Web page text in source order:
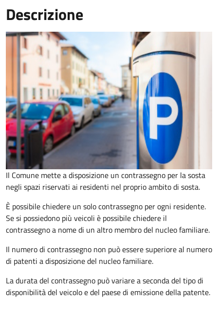
Descrizione
Il Comune mette a disposizione un contrassegno per la sosta
negli spazi riservati ai residenti nel proprio ambito di sosta.
È possibile chiedere un solo contrassegno per ogni residente.
Se si possiedono più veicoli è possibile chiedere il
contrassegno a nome di un altro membro del nucleo familiare.
Il numero di contrassegno non può essere superiore al numero
di patenti a disposizione del nucleo familiare.
La durata del contrassegno può variare a seconda del tipo di
disponibilità del veicolo e del paese di emissione della patente.